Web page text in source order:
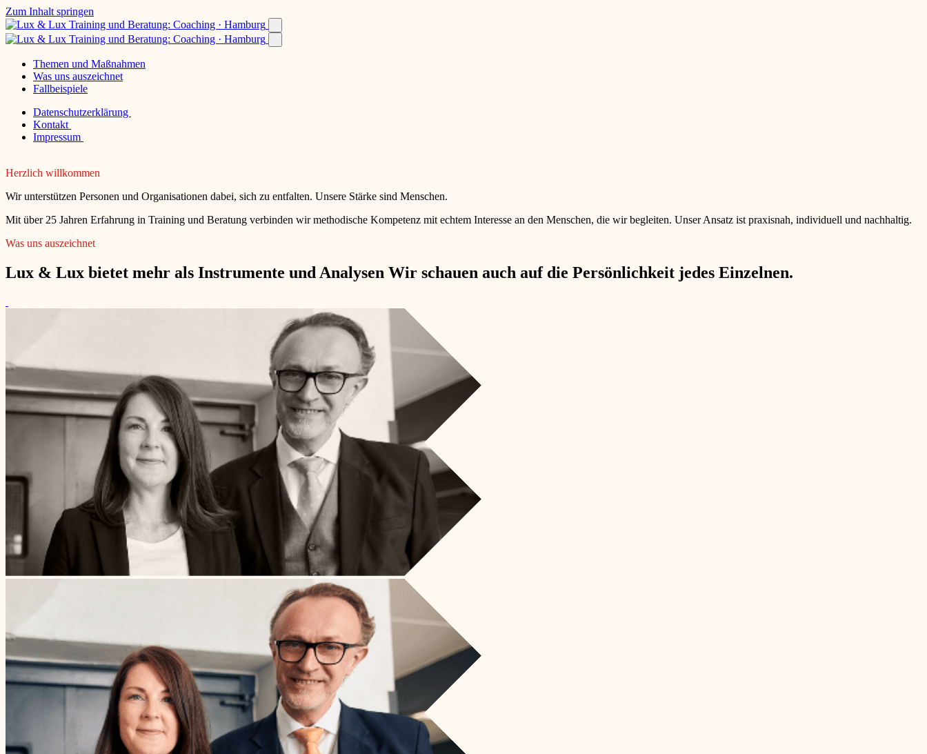
Zum Inhalt springen
Themen und Maßnahmen
Was uns auszeichnet
Fallbeispiele
Datenschutzerklärung
Kontakt
Impressum
Herzlich willkommen
Wir unterstützen Personen und Organisationen dabei, sich zu entfalten. Unsere Stärke sind Menschen.
Mit über 25 Jahren Erfahrung in Training und Beratung verbinden wir methodische Kompetenz mit echtem Interesse an den Menschen, die wir begleiten. Unser Ansatz ist praxisnah, individuell und nachhaltig.
Was uns auszeichnet
Lux & Lux bietet mehr als Instrumente und Analysen Wir schauen auch auf die Persönlichkeit jedes Einzelnen.